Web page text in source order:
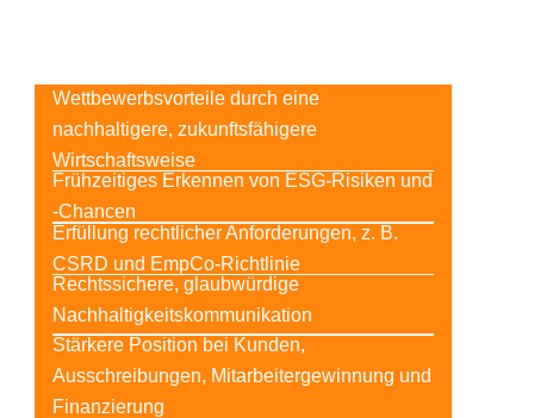
Wettbewerbsvorteile durch eine
nachhaltigere, zukunftsfähigere
Wirtschaftsweise
Frühzeitiges Erkennen von ESG-Risiken und
-Chancen
Erfüllung rechtlicher Anforderungen, z. B.
CSRD und EmpCo-Richtlinie
Rechtssichere, glaubwürdige
Nachhaltigkeitskommunikation
Stärkere Position bei Kunden,
Ausschreibungen, Mitarbeitergewinnung und
Finanzierung